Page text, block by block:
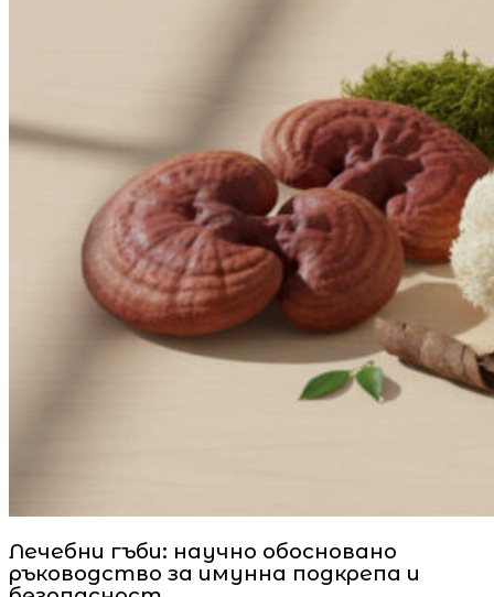
Лечебни гъби: научно обосновано
ръководство за имунна подкрепа и